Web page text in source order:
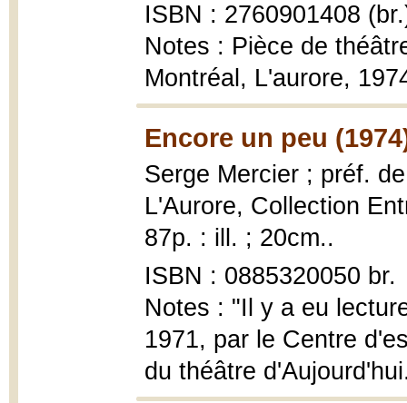
ISBN : 2760901408
Notes : Pièce de
Montréal, L'aurore,
Encore un peu
Serge Mercier ; préf.
L'Aurore, Collection
87p. : ill. ; 20cm..
ISBN : 0885320050 br.
Notes : "Il y a eu
1971, par le Centre
du théâtre